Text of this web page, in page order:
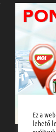
Ez a
lehető